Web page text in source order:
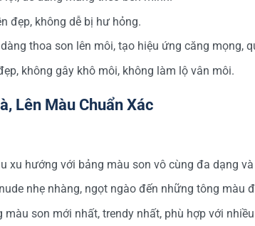
đẹp, không dễ bị hư hỏng.
thoa son lên môi, tạo hiệu ứng căng mọng,
không gây khô môi, không làm lộ vân môi.
Lên Màu Chuẩn Xác
xu hướng với bảng màu son vô cùng đa dạng
nhẹ nhàng, ngọt ngào đến những tông màu
màu son mới nhất, trendy nhất, phù hợp với